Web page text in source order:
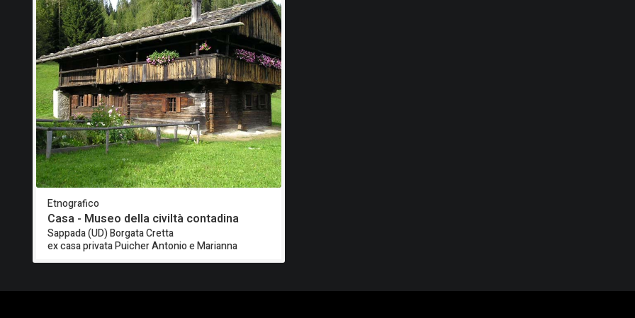
Etnografico
Casa - Museo della civiltà contadina
Sappada (UD) Borgata Cretta
ex casa privata Puicher Antonio e Marianna